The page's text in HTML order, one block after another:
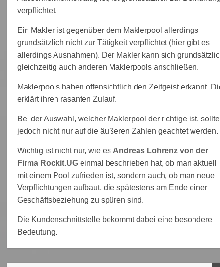
verpflichtet.
Ein Makler ist gegenüber dem Maklerpool allerdings
grundsätzlich nicht zur Tätigkeit verpflichtet (hier gibt es
allerdings Ausnahmen). Der Makler kann sich
gleichzeitig auch anderen Maklerpools anschließen.
Maklerpools haben offensichtlich den Zeitgeist erkannt.
erklärt ihren rasanten Zulauf.
Bei der Auswahl, welcher Maklerpool der richtige ist, sollte
jedoch nicht nur auf die äußeren Zahlen geachtet werden.
Wichtig ist nicht nur, wie es Andreas Lohrenz von der
Firma Rockit.UGeinmal beschrieben hat, ob man aktuell
mit einem Pool zufrieden ist, sondern auch, ob man neue
Verpflichtungen aufbaut, die spätestens am Ende einer
Geschäftsbeziehung zu spüren sind.
Die Kundenschnittstelle bekommt dabei eine besondere
Bedeutung.